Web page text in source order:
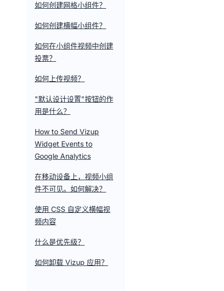
如何创建网格小组件？
如何创建横幅小组件？
如何在小组件视频中创建
投票？
如何上传视频？
"默认设计设置"按钮的作
用是什么？
How to Send Vizup
Widget Events to
Google Analytics
在移动设备上，视频小组
件不可见。如何解决？
使用 CSS 自定义横幅视
频内容
什么是优先级？
如何卸载 Vizup 应用？